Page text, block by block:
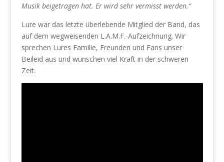
Musik beigetragen hat. Er wird sehr vermisst werden.“
Lure war das letzte überlebende Mitglied der Band, das
auf dem wegweisenden L.A.M.F.-Aufzeichnung. Wir
sprechen Lures Familie, Freunden und Fans unser
Beileid aus und wünschen viel Kraft in der schweren
Zeit.